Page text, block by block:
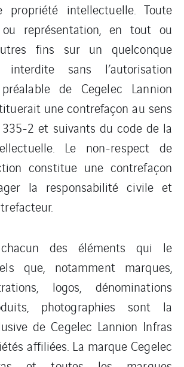
intellectuelle. Toute
ou représentation, en tout ou
fins sur un quelconque
sans l’autorisation
de Cegelec Lannion
une contrefaçon au sens
2 et suivants du code de la
Le non-respect de
constitue une contrefaçon
la responsabilité civile et
des éléments qui le
que, notamment marques,
logos, dénominations
photographies sont la
de Cegelec Lannion Infras
affiliées. La marque Cegelec